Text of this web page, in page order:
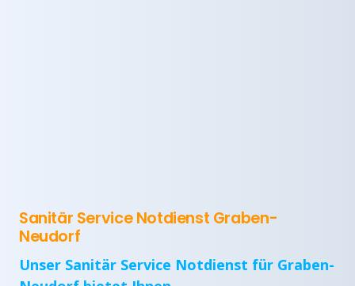
Sanitär Service Notdienst Graben-
Neudorf
Unser Sanitär Service Notdienst für Graben-